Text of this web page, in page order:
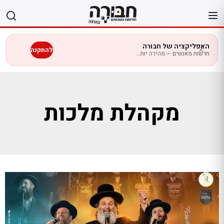
לתוכן
האפליקציה של חבורה
חדשות מאנשים — מהירה יותר בנייד להתקנה
מקהלת מלכות